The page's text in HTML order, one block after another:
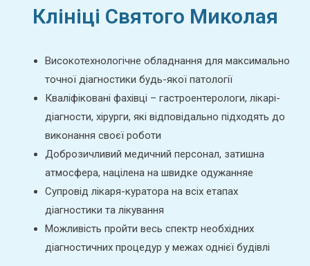
Клініці Святого Миколая
Високотехнологічне обладнання для максимально
точної діагностики будь-якої патології
Кваліфіковані фахівці – гастроентерологи, лікарі-
діагности, хірурги, які відповідально підходять до
виконання своєї роботи
Доброзичливий медичний персонал, затишна
атмосфера, націлена на швидке одужанняе
Супровід лікаря-куратора на всіх етапах
діагностики та лікування
Можливість пройти весь спектр необхідних
діагностичних процедур у межах однієї будівлі